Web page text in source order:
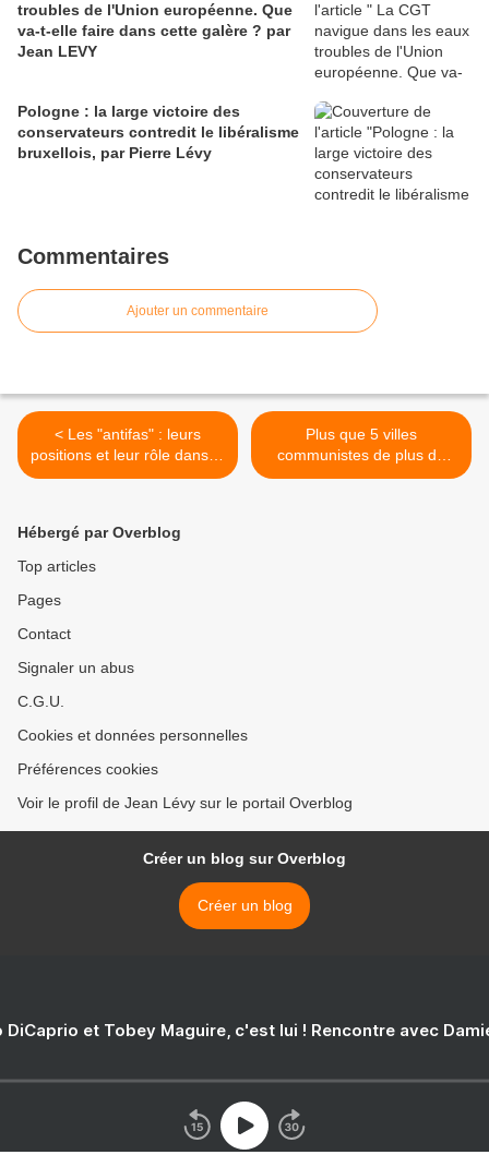
troubles de l'Union européenne. Que
va-t-elle faire dans cette galère ? par
Jean LEVY
Pologne : la large victoire des
conservateurs contredit le libéralisme
bruxellois, par Pierre Lévy
Commentaires
Ajouter un commentaire
< Les "antifas" : leurs
positions et leur rôle dans la
lutte idéologique
Plus que 5 villes
communistes de plus de
1000 habitants en Bretagne
Hébergé par Overblog
Top articles
Pages
Contact
Signaler un abus
C.G.U.
Cookies et données personnelles
Préférences cookies
Voir le profil de Jean Lévy sur le portail Overblog
Créer un blog sur Overblog
Créer un blog
DiCaprio et Tobey Maguire, c'est lui ! Rencontre avec